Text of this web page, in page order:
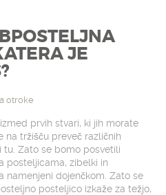
JE
otroke
prvih stvari, ki jih morate
na tržišču preveč različnih
Zato se bomo posvetili
posteljicama, zibelki in
namenjeni dojenčkom. Zato se
posteljico izkaže za težjo,